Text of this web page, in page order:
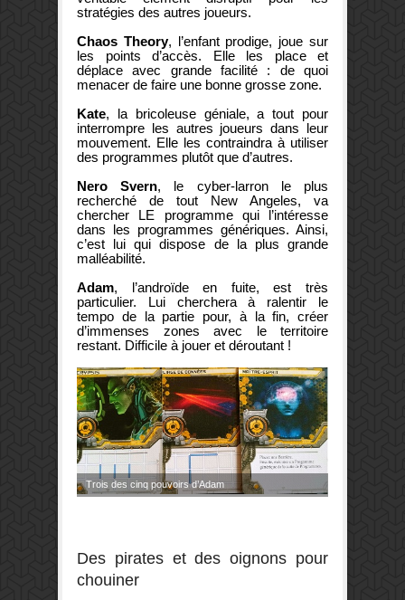
stratégies des autres joueurs.
Chaos Theory, l’enfant prodige, joue sur
les points d’accès. Elle les place et
déplace avec grande facilité : de quoi
menacer de faire une bonne grosse zone.
Kate, la bricoleuse géniale, a tout pour
interrompre les autres joueurs dans leur
mouvement. Elle les contraindra à utiliser
des programmes plutôt que d’autres.
Nero
Svern, le cyber-larron le plus
recherché de tout New Angeles, va
chercher LE programme qui l’intéresse
dans les programmes génériques. Ainsi,
c’est lui qui dispose de la plus grande
malléabilité.
Adam, l’androïde en fuite, est très
particulier. Lui cherchera à ralentir le
tempo de la partie pour, à la fin, créer
d’immenses zones avec le territoire
restant. Difficile à jouer et déroutant !
Trois des cinq pouvoirs d’Adam
Des pirates et des oignons pour
chouiner